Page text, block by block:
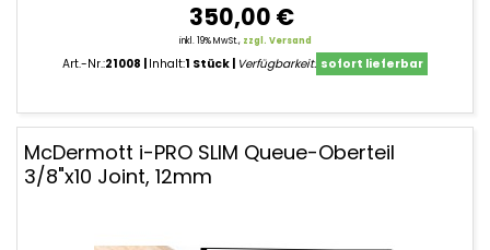
350,00 €
inkl. 19% MwSt., zzgl. Versand
Art.-Nr.:21008 Inhalt:1 Stück Verfügbarkeit: sofort lieferbar
McDermott i-PRO SLIM Queue-Oberteil
3/8"x10 Joint, 12mm